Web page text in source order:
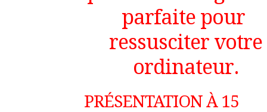
parfaite pour
ressusciter votre
ordinateur.
PRÉSENTATION À 15